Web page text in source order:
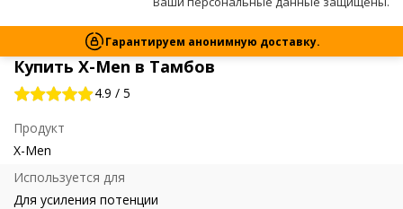
Купить X-Men в Тамбов
4.9 / 5
Продукт
X-Men
Используется для
Для усиления потенции
Гарантируем анонимную доставку.